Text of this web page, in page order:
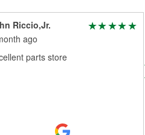
Riccio,Jr.
ago
parts store